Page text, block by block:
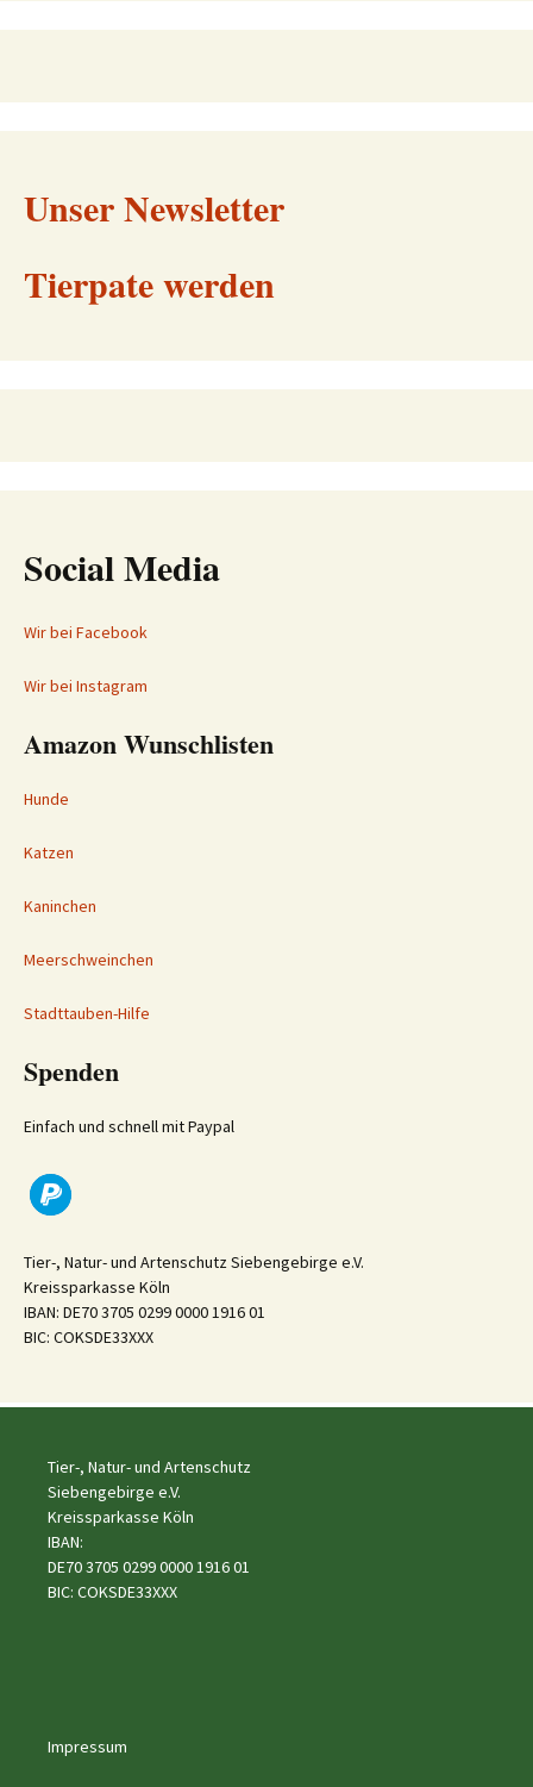
Unser Newsletter
Tierpate werden
Social Media
Wir bei Facebook
Wir bei Instagram
Amazon Wunschlisten
Hunde
Katzen
Kaninchen
Meerschweinchen
Stadttauben-Hilfe
Spenden
Einfach und schnell mit Paypal
Tier-, Natur- und Artenschutz Siebengebirge e.V.
Kreissparkasse Köln
IBAN: DE70 3705 0299 0000 1916 01
BIC: COKSDE33XXX
Tier-, Natur- und Artenschutz
Siebengebirge e.V.
Kreissparkasse Köln
IBAN:
DE70 3705 0299 0000 1916 01
BIC: COKSDE33XXX
Impressum